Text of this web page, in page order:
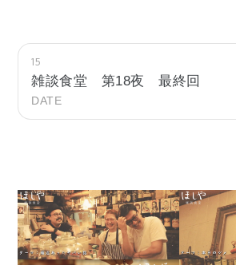
15
雑談食堂 第18夜 最終回
DATE